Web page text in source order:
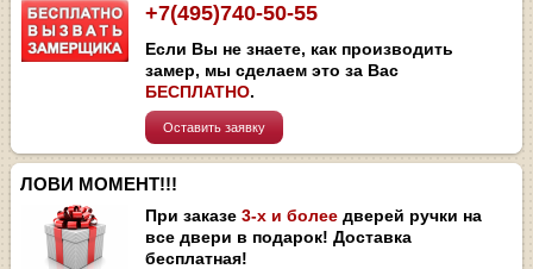
+7(495)740-50-55
Если Вы не знаете, как производить
замер, мы сделаем это за Вас
БЕСПЛАТНО.
Оставить заявку
ЛОВИ МОМЕНТ!!!
При заказе3-х и более дверей ручки на
все двери в подарок! Доставка
бесплатная!